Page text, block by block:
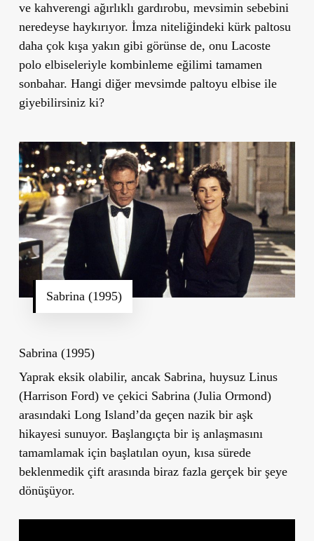
ve kahverengi ağırlıklı gardırobu, mevsimin sebebini
neredeyse haykırıyor. İmza niteliğindeki kürk paltosu
daha çok kışa yakın gibi görünse de, onu Lacoste
polo elbiseleriyle kombinleme eğilimi tamamen
sonbahar. Hangi diğer mevsimde paltoyu elbise ile
giyebilirsiniz ki?
Sabrina (1995)
Sabrina (1995)
Yaprak eksik olabilir, ancak Sabrina, huysuz Linus
(Harrison Ford) ve çekici Sabrina (Julia Ormond)
arasındaki Long Island’da geçen nazik bir aşk
hikayesi sunuyor. Başlangıçta bir iş anlaşmasını
tamamlamak için başlatılan oyun, kısa sürede
beklenmedik çift arasında biraz fazla gerçek bir şeye
dönüşüyor.